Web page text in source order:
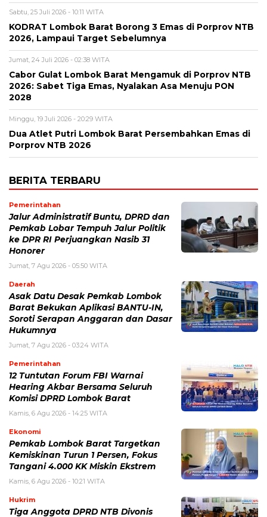
Sabtu, 25 Juli 2026 - 10:11 WITA
KODRAT Lombok Barat Borong 3 Emas di Porprov NTB
2026, Lampaui Target Sebelumnya
Jumat, 24 Juli 2026 - 02:38 WITA
Cabor Gulat Lombok Barat Mengamuk di Porprov NTB
2026: Sabet Tiga Emas, Nyalakan Asa Menuju PON
2028
Minggu, 19 Juli 2026 - 20:29 WITA
Dua Atlet Putri Lombok Barat Persembahkan Emas di
Porprov NTB 2026
BERITA TERBARU
Pemerintahan
Jalur Administratif Buntu, DPRD dan
Pemkab Lobar Tempuh Jalur Politik
ke DPR RI Perjuangkan Nasib 31
Honorer
Jumat, 7 Agu 2026 - 05:50 WITA
Daerah
Asak Datu Desak Pemkab Lombok
Barat Bekukan Aplikasi BANTU-IN,
Soroti Serapan Anggaran dan Dasar
Hukumnya
Jumat, 7 Agu 2026 - 03:24 WITA
Pemerintahan
12 Tuntutan Forum FBI Warnai
Hearing Akbar Bersama Seluruh
Komisi DPRD Lombok Barat
Kamis, 6 Agu 2026 - 14:25 WITA
Ekonomi
Pemkab Lombok Barat Targetkan
Kemiskinan Turun 1 Persen, Fokus
Tangani 4.000 KK Miskin Ekstrem
Kamis, 6 Agu 2026 - 10:21 WITA
Hukrim
Tiga Anggota DPRD NTB Divonis